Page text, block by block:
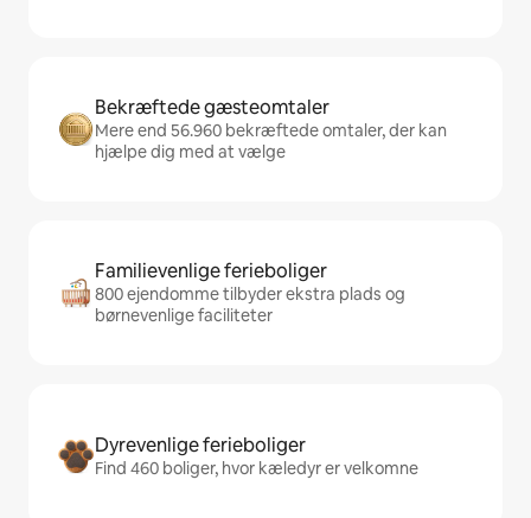
Bekræftede gæsteomtaler
Mere end 56.960 bekræftede omtaler, der kan
hjælpe dig med at vælge
Familievenlige ferieboliger
800 ejendomme tilbyder ekstra plads og
børnevenlige faciliteter
Dyrevenlige ferieboliger
Find 460 boliger, hvor kæledyr er velkomne